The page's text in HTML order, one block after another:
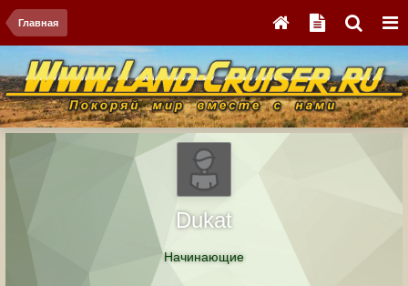
Главная
Dukat
Начинающие